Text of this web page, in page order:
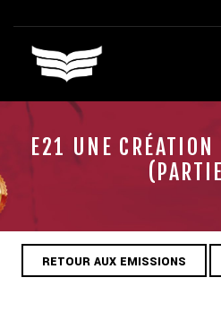
E21 UNE
RETOUR AUX EMISSIONS